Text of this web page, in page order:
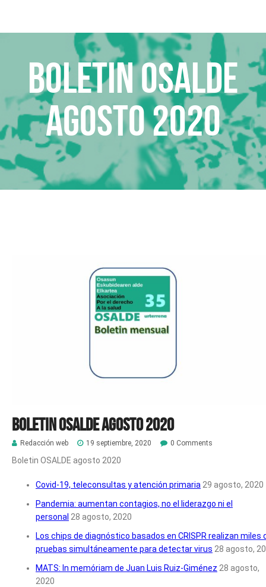
Boletin Osalde
agosto 2020
Boletin Osalde agosto 2020
Redacción web 19 septiembre, 2020 0 Comments
Boletin OSALDE agosto 2020
Covid-19, teleconsultas y atención primaria29 agosto, 2020
Pandemia: aumentan contagios, no el liderazgo ni el
personal 28 agosto, 2020
Los chips de diagnóstico basados ​​en CRISPR realizan miles
pruebas simultáneamente para detectar virus 28 agosto,
MATS: In memóriam de Juan Luis Ruiz-Giménez 28 agosto,
2020